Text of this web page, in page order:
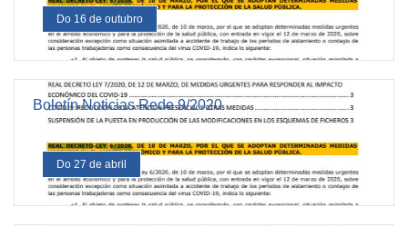
Do 16 de outubro
Boletín Noticias Rede 9/2020
Do 27 de abril